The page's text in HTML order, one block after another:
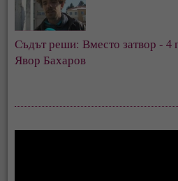
Съдът реши: Вместо затвор - 4
Явор Бахаров